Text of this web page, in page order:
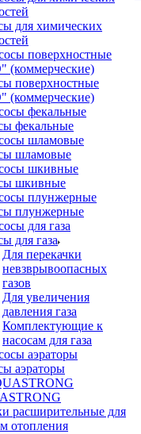
для химических
поверхностные
(коммерческие)
фекальные
шламовые
шкивные
плунжерные
для газа
Для перекачки
невзврывоопасных
газов
Для увеличения
давления газа
Комплектующие к
насосам для газа
аэраторы